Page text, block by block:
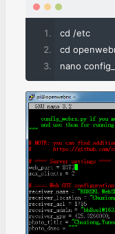
cd /etc
cd
nano